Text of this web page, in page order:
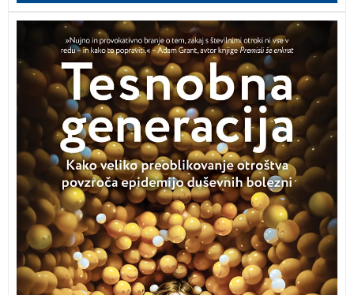
Zavrnimo odraščanje na telefonih. Oživimo otroštvo, ki
temelji na igri. Stopimo nazaj v resnični svet.
Osvobodimo tesnobno generacijo. Knjiga, v kateri se je
Jonathan Haidt lotil preiskovanja ozadja kolapsa
duševnega zdravja mladostnikov in ga povezal z dobo
pametnih telefonov, družbenih omrežij in velikih
tehnoloških podjetij.Tesnobna generacija Jonathan
Haidt